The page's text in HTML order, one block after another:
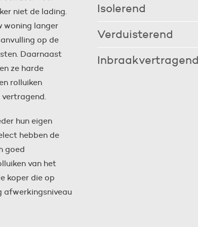
niet de lading.
woning langer
op de
Daarnaast
ze harde
rolluiken
hun eigen
hebben de
goed
van het
koper die op
afwerkingsniveau
opwarming van uw woning. Zo
Isolerend
de lamellen en het raam,
nog eens op uw energiekosten.
Verduisterend
de weekenden, maar ook als u
Inbraakvertragend